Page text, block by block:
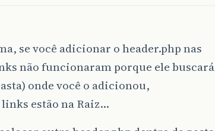
se você adicionar o header.php nas
não funcionaram porque ele buscará
onde você o adicionou,
links estão na Raiz…